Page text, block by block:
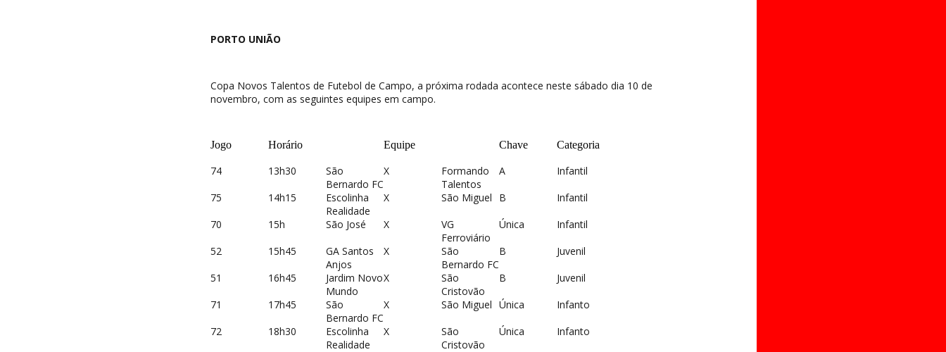
PORTO UNIÃO
Copa Novos Talentos de Futebol de Campo, a próxima rodada acontece neste sábado dia 10 de
novembro, com as seguintes equipes em campo.
Jogo Horário Equipe Chave Categoria
74 13h30
São
Bernardo FC
X
Formando
Talentos
A
Infantil
75
14h15
Escolinha
Realidade
X São Miguel B
Infantil
70
15h São José X
VG
Ferroviário
Única
Infantil
52
15h45
GA Santos
Anjos
X
São
Bernardo FC
B
Juvenil
51
16h45
Jardim Novo
Mundo
X
São
Cristovão
B
Juvenil
71
17h45
São
Bernardo FC
X São Miguel Única
Infanto
72
18h30
Escolinha
Realidade
X
São
Cristovão
Única Infanto